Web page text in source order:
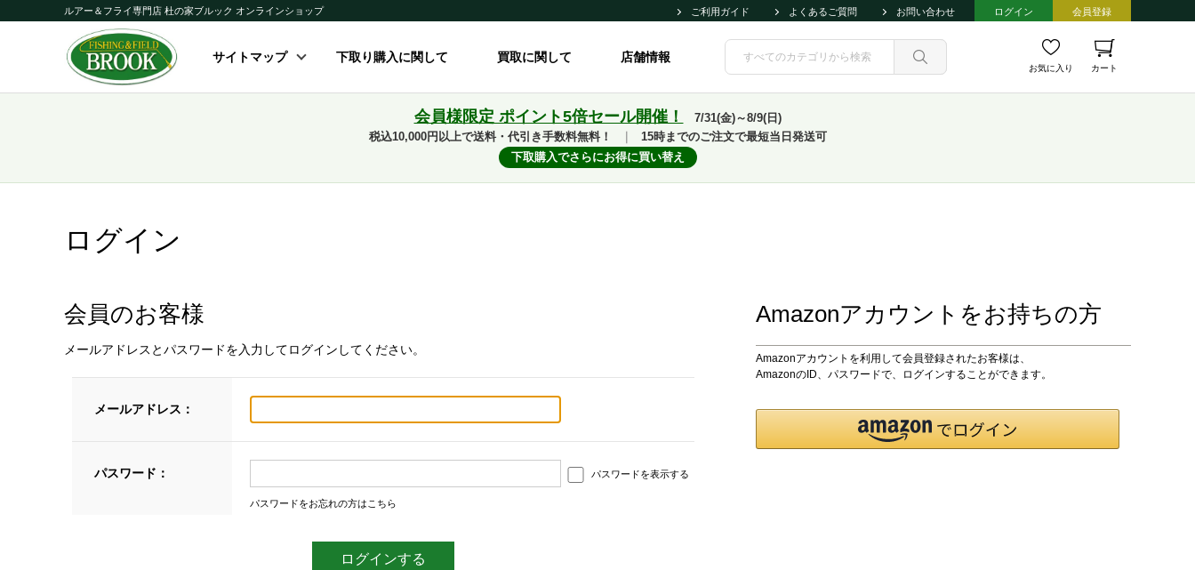
ルアー＆フライ専門店 杜の家ブルック オンラインショップ ご利用ガイド よくあるご質問 お問い合わせ ログイン 会員登録
サイトマップ 下取り購入に関して 買取に関して 店舗情報
お気に入り カート
会員様限定 ポイント5倍セール開催！
7/31(金)～8/9(日)
税込10,000円以上で送料・代引き手数料無料！
15時までのご注文で最短当日発送可
下取購入でさらにお得に買い替え
ログイン
会員のお客様
メールアドレスとパスワードを入力してログインしてください。
メールアドレス：
パスワード： パスワードを表示する
パスワードをお忘れの方はこちら
Amazonアカウントをお持ちの方
Amazonアカウントを利用して会員登録されたお客様は、
AmazonのID、パスワードで、ログインすることができます。